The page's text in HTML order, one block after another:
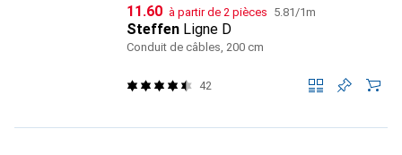
CHF
11.60 à partir de 2 pièces CHF
5.81/1m
Steffen Ligne D
Conduit de câbles, 200 cm
42